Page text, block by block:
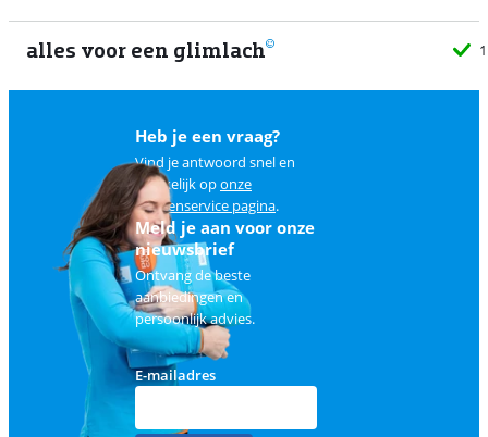
alles voor een glimlach
Heb je een vraag?
Vind je antwoord snel en
makkelijk oponze
klantenservice pagina.
Meld je aan voor onze
nieuwsbrief
Ontvang de beste
aanbiedingen en
persoonlijk advies.
E-mailadres